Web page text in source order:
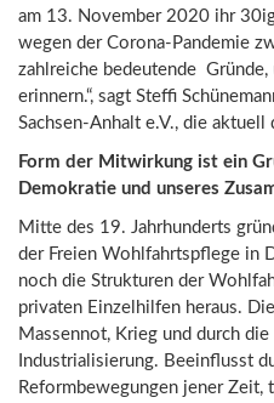
am 13. November 2020 ihr
wegen der Corona-Pandemie
zahlreiche bedeutende Gründe,
erinnern.“, sagt Steffi
Sachsen-Anhalt e.V., die
Form der Mitwirkung ist ein
Demokratie und unseres
Mitte des 19. Jahrhunderts
der Freien Wohlfahrtspflege in
noch die Strukturen der
privaten Einzelhilfen heraus.
Massennot, Krieg und durch
Industrialisierung. Beeinflusst
Reformbewegungen jener